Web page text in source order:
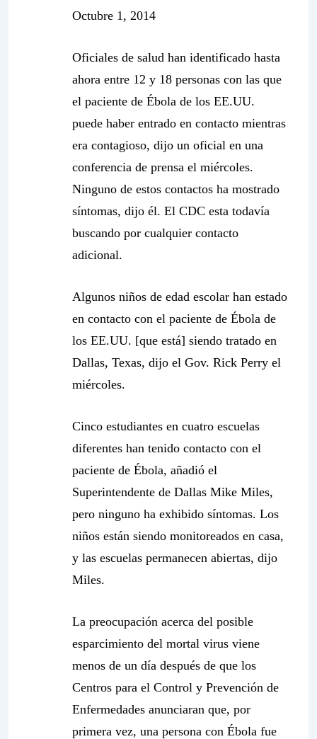
Octubre 1, 2014
Oficiales de salud han identificado hasta
ahora entre 12 y 18 personas con las que
el paciente de Ébola de los EE.UU.
puede haber entrado en contacto mientras
era contagioso, dijo un oficial en una
conferencia de prensa el miércoles.
Ninguno de estos contactos ha mostrado
síntomas, dijo él. El CDC esta todavía
buscando por cualquier contacto
adicional.
Algunos niños de edad escolar han estado
en contacto con el paciente de Ébola de
los EE.UU. [que está] siendo tratado en
Dallas, Texas, dijo el Gov. Rick Perry el
miércoles.
Cinco estudiantes en cuatro escuelas
diferentes han tenido contacto con el
paciente de Ébola, añadió el
Superintendente de Dallas Mike Miles,
pero ninguno ha exhibido síntomas. Los
niños están siendo monitoreados en casa,
y las escuelas permanecen abiertas, dijo
Miles.
La preocupación acerca del posible
esparcimiento del mortal virus viene
menos de un día después de que los
Centros para el Control y Prevención de
Enfermedades anunciaran que, por
primera vez, una persona con Ébola fue